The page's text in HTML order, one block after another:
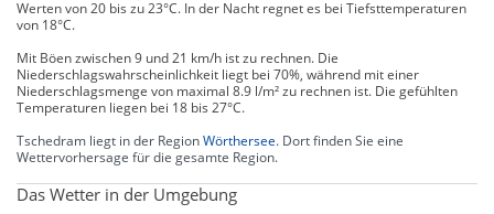
Werten von 20 bis zu 23°C. In der Nacht regnet es bei Tiefsttemperaturen
von 18°C.
Mit Böen zwischen 9 und 21 km/h ist zu rechnen. Die
Niederschlagswahrscheinlichkeit liegt bei 70%, während mit einer
Niederschlagsmenge von maximal 8.9 l/m² zu rechnen ist. Die gefühlten
Temperaturen liegen bei 18 bis 27°C.
Tschedram liegt in der RegionWörthersee. Dort finden Sie eine
Wettervorhersage für die gesamte Region.
Das Wetter in der Umgebung